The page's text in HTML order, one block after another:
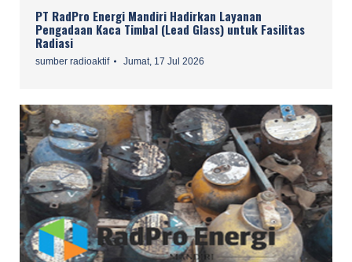
PT RadPro Energi Mandiri Hadirkan Layanan
Pengadaan Kaca Timbal (Lead Glass) untuk Fasilitas
Radiasi
sumber radioaktif Jumat, 17 Jul 2026